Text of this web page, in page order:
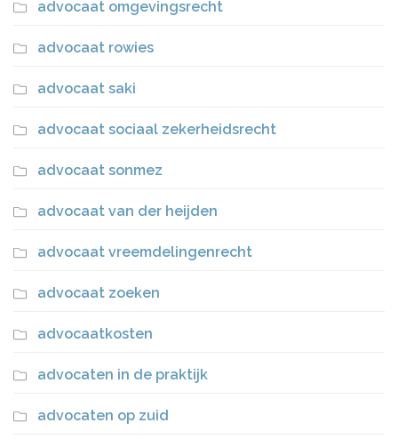
advocaat omgevingsrecht
advocaat rowies
advocaat saki
advocaat sociaal zekerheidsrecht
advocaat sonmez
advocaat van der heijden
advocaat vreemdelingenrecht
advocaat zoeken
advocaatkosten
advocaten in de praktijk
advocaten op zuid